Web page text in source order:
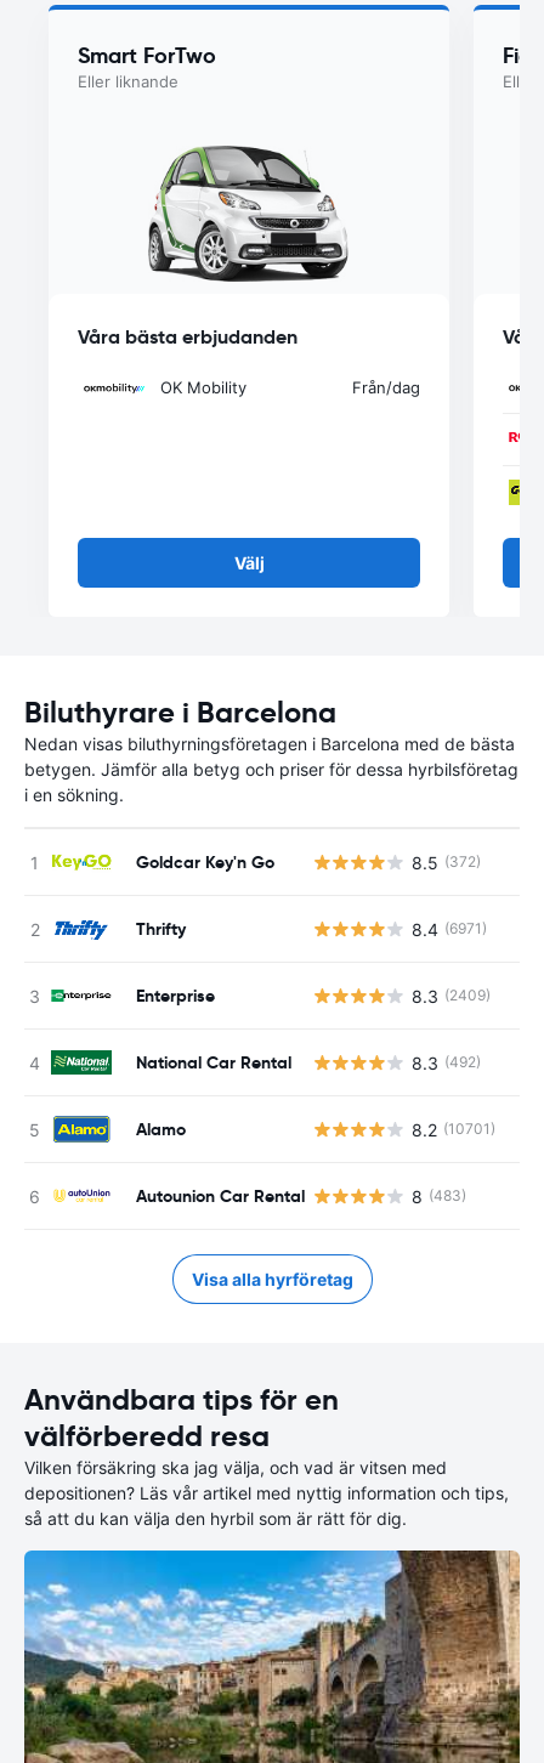
Smart ForTwo
Eller liknande
Våra bästa erbjudanden
OK Mobility Från/dag
Välj
Eller
Biluthyrare i Barcelona
Nedan visas biluthyrningsföretagen i Barcelona med de bästa
betygen. Jämför alla betyg och priser för dessa hyrbilsföretag
i en sökning.
Goldcar Key'n Go 8.5 (372)
Thrifty 8.4 (6971)
Enterprise 8.3 (2409)
National Car Rental 8.3 (492)
Alamo 8.2 (10701)
Autounion Car Rental 8 (483)
Visa alla hyrföretag
Användbara tips för en
välförberedd resa
Vilken försäkring ska jag välja, och vad är vitsen med
depositionen? Läs vår artikel med nyttig information och tips,
så att du kan välja den hyrbil som är rätt för dig.